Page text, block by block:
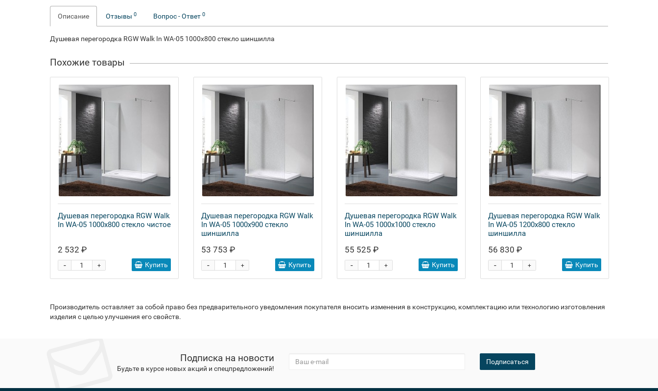
Описание Отзывы 0 Вопрос - Ответ 0
Душевая перегородка RGW Walk In WA-05 1000x800 стекло шиншилла
Похожие товары
Душевая перегородка RGW Walk
In WA-05 1000x800 стекло чистое
2 532 ₽
+
- Купить
Душевая перегородка RGW Walk
In WA-05 1000x900 стекло
шиншилла
53 753 ₽
+
- Купить
Душевая перегородка RGW Walk
In WA-05 1000x1000 стекло
шиншилла
55 525 ₽
+
- Купить
Душевая перегородка RGW Walk
In WA-05 1200x800 стекло
шиншилла
56 830 ₽
+
- Купить
Производитель оставляет за собой право без предварительного уведомления покупателя вносить изменения в конструкцию, комплектацию или технологию изготовления
изделия с целью улучшения его свойств.
Подписка на новости
Будьте в курсе новых акций и спецпредложений!
Подписаться